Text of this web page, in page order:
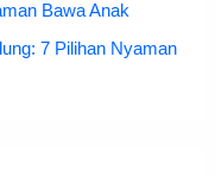
Bawa Anak
7 Pilihan Nyaman